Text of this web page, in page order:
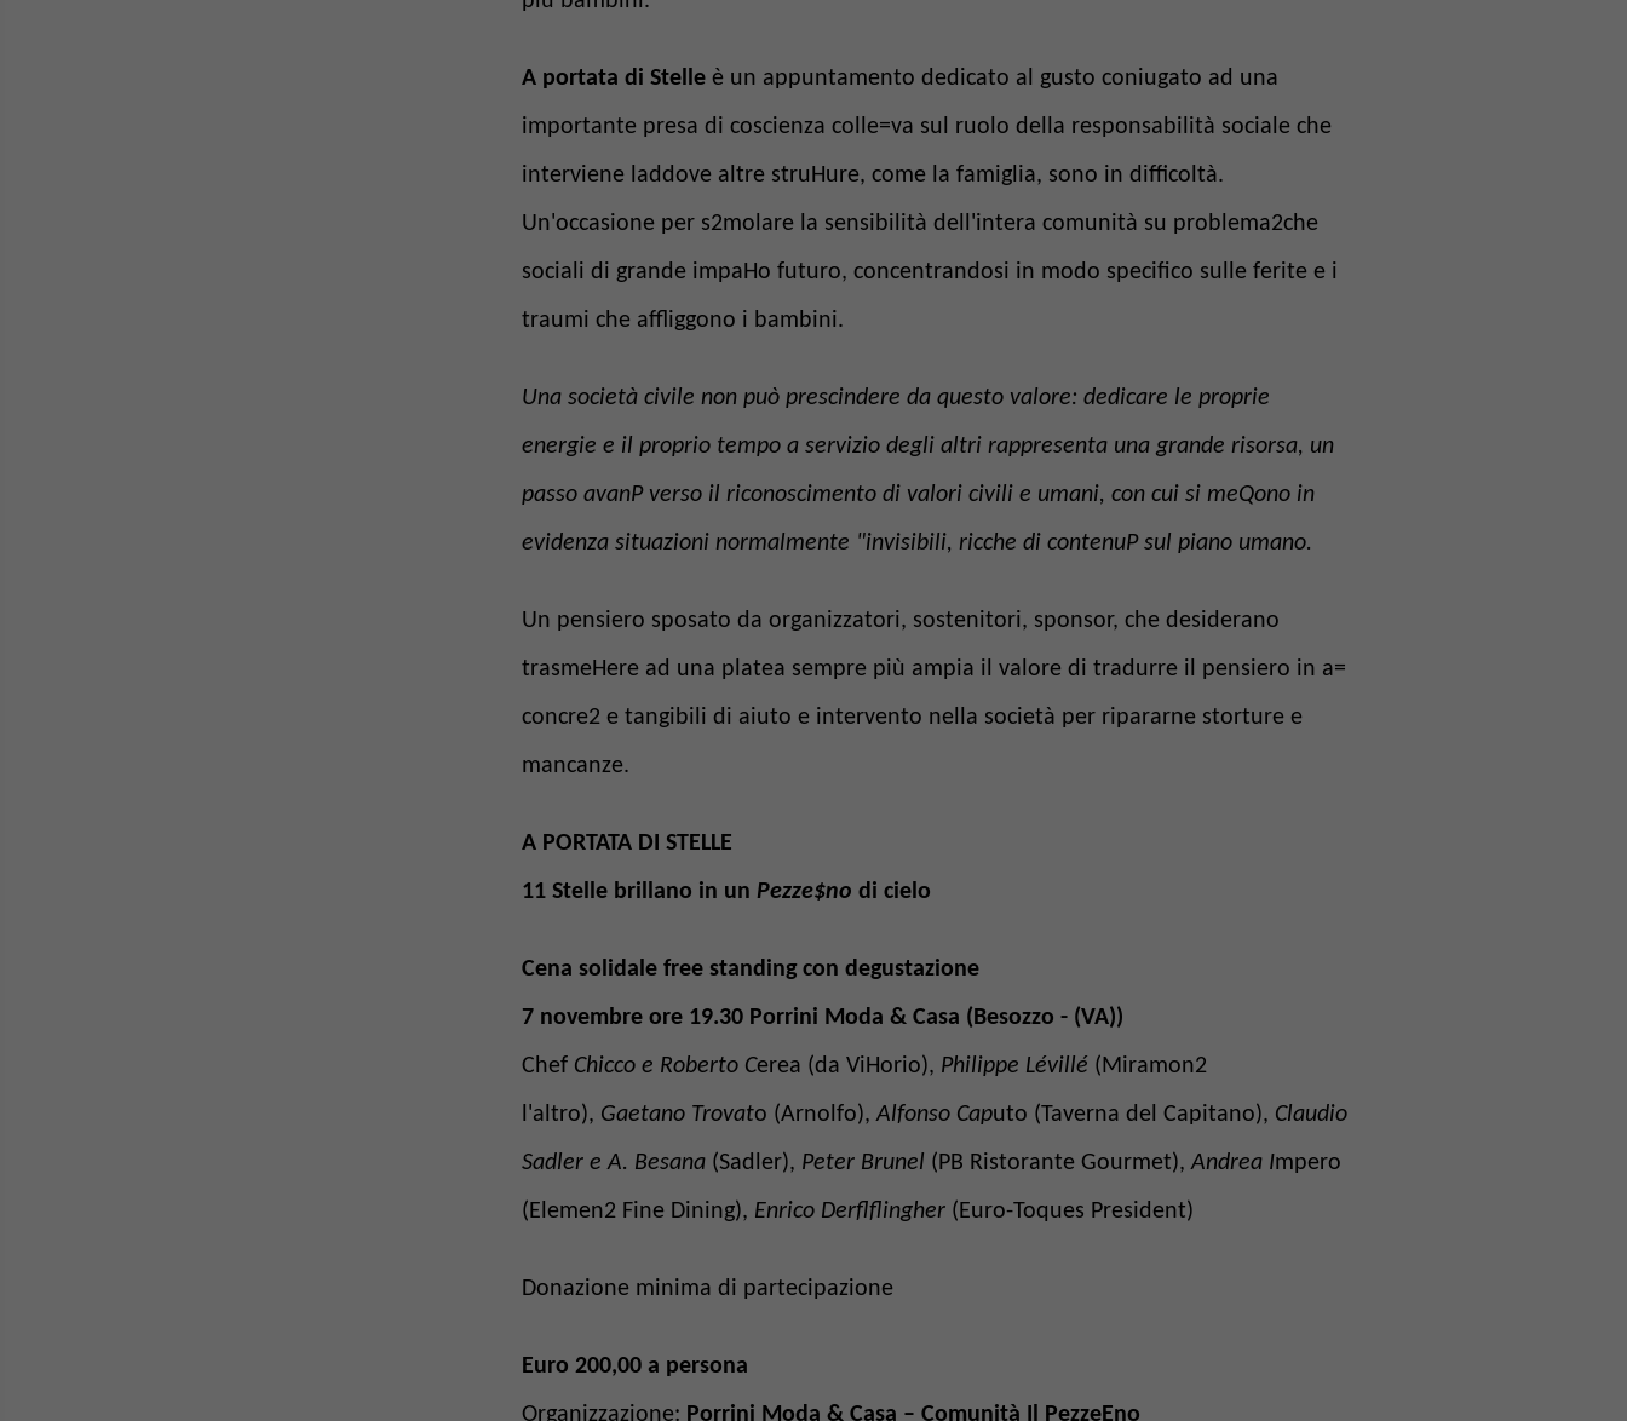
A portata di Stelle è un appuntamento dedicato al gusto coniugato ad una
importante presa di coscienza colle=va sul ruolo della responsabilità sociale che
interviene laddove altre struHure, come la famiglia, sono in difficoltà.
Un'occasione per s2molare la sensibilità dell'intera comunità su problema2che
sociali di grande impaHo futuro, concentrandosi in modo specifico sulle ferite e i
traumi che affliggono i bambini.
Una società civile non può prescindere da questo valore: dedicare le proprie
energie e il proprio tempo a servizio degli altri rappresenta una grande risorsa, un
passo avanP verso il riconoscimento di valori civili e umani, con cui si meQono in
evidenza situazioni normalmente "invisibili, ricche di contenuP sul piano umano.
Un pensiero sposato da organizzatori, sostenitori, sponsor, che desiderano
trasmeHere ad una platea sempre più ampia il valore di tradurre il pensiero in a=
concre2 e tangibili di aiuto e intervento nella società per ripararne storture e
mancanze.
A PORTATA DI STELLE
11 Stelle brillano in un Pezze$no di cielo
Cena solidale free standing con degustazione
7 novembre ore 19.30 Porrini Moda & Casa (Besozzo - (VA))
Chef Chicco e Roberto Cerea (da ViHorio), Philippe Lévillé (Miramon2
l'altro), Gaetano Trovato (Arnolfo),Alfonso Caputo (Taverna del Capitano), Claudio
Sadler e A. Besana (Sadler), Peter Brunel (PB Ristorante Gourmet),Andrea Impero
(Elemen2 Fine Dining), Enrico Derflflingher (Euro-Toques President)
Donazione minima di partecipazione
Euro 200,00 a persona
Organizzazione: Porrini Moda & Casa – Comunità Il PezzeEno